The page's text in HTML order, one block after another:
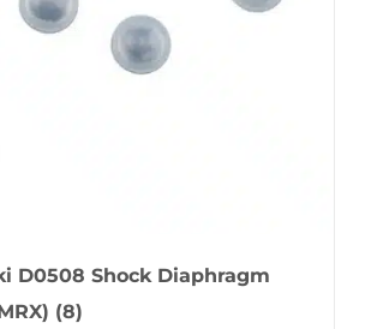
D0508 Shock Diaphragm
(8)